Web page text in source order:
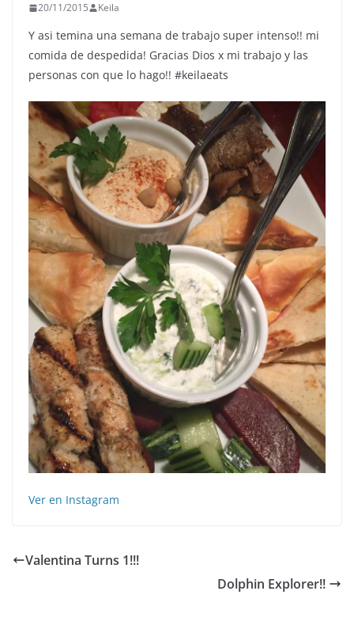
20/11/2015 Keila
Y asi temina una semana de trabajo super intenso!! mi
comida de despedida! Gracias Dios x mi trabajo y las
personas con que lo hago!! #keilaeats
Ver en Instagram
Valentina Turns 1!!!
Dolphin Explorer!! ️️